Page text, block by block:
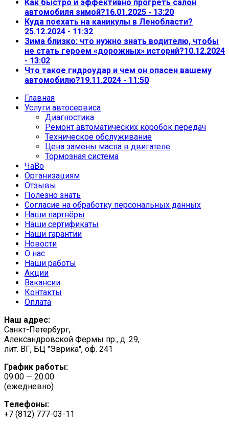
Как быстро и эффективно прогреть салон
автомобиля зимой?16.01.2025 - 13:20
Куда поехать на каникулы в Ленобласти?
25.12.2024 - 11:32
Зима близко: что нужно знать водителю, чтобы
не стать героем «дорожных» историй?10.12.2024
- 13:02
Что такое гидроудар и чем он опасен вашему
автомобилю?19.11.2024 - 11:50
Главная
Услуги автосервиса
Диагностика
Ремонт автоматических коробок передач
Техническое обслуживание
Цена замены масла в двигателе
Тормозная система
ЧаВо
Организациям
Отзывы
Полезно знать
Согласие на обработку персональных данных
Наши партнёры
Наши сертификаты
Наши гарантии
Новости
О нас
Наши работы
Акции
Вакансии
Контакты
Оплата
Наш адрес:
Санкт-Петербург,
Александровской Фермы пр., д. 29,
лит. ВГ, БЦ "Эврика", оф. 241
График работы:
09:00 — 20:00
(ежедневно)
Телефоны:
+7 (812) 777-03-11